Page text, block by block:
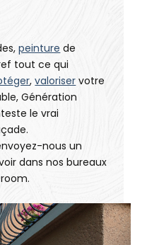
peinture de
tout ce qui
,valoriser votre
Génération
le vrai
nous un
dans nos bureaux